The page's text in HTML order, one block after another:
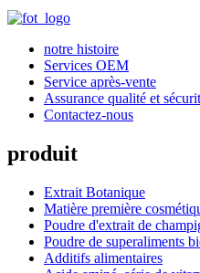
notre histoire
Services OEM
Service après-vente
Assurance qualité et
Contactez-nous
produit
Extrait Botanique
Matière première
Poudre d'extrait de
Poudre de superaliments
Additifs alimentaires